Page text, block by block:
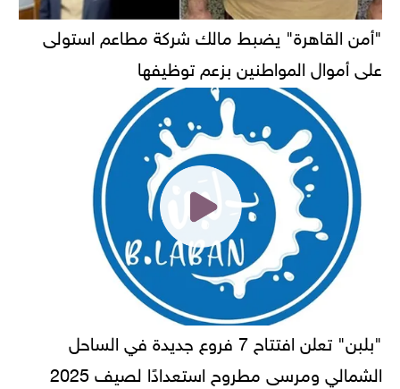
"أمن القاهرة" يضبط مالك شركة مطاعم استولى
على أموال المواطنين بزعم توظيفها
"بلبن" تعلن افتتاح 7 فروع جديدة في الساحل
الشمالي ومرسى مطروح استعدادًا لصيف 2025